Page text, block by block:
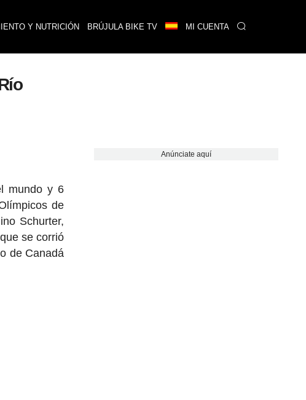
Y NUTRICIÓN BRÚJULA BIKE TV MI CUENTA
mundo y 6
de
Schurter,
se corrió
de Canadá
Anúnciate aquí